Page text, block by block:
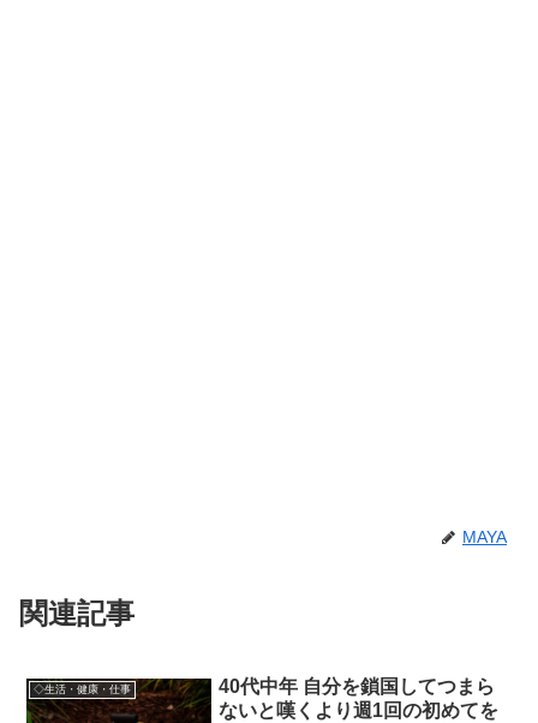
MAYA
関連記事
◇生活・健康・仕事
40代中年 自分を鎖国してつまら
ないと嘆くより週1回の初めてを